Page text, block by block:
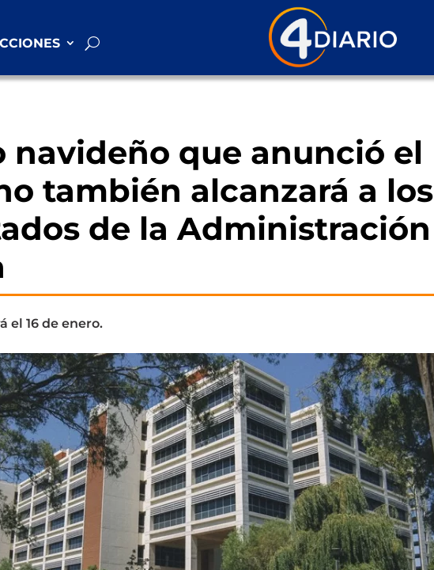
navideño que anunció el
también alcanzará a los
de la Administración
el 16 de enero.